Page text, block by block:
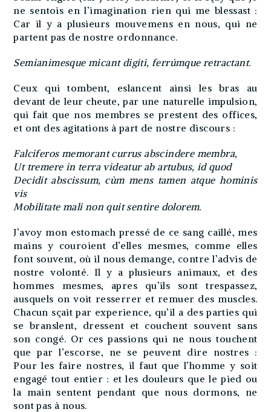
ne sentois en l’imagination rien qui me blessast :
Car il y a plusieurs mouvemens en nous, qui ne
partent pas de nostre ordonnance.
Semianimesque micant digiti, ferrúmque retractant.
Ceux qui tombent, eslancent ainsi les bras au
devant de leur cheute, par une naturelle impulsion,
qui fait que nos membres se prestent des offices,
et ont des agitations à part de nostre discours :
Falciferos memorant currus abscindere membra,
Ut tremere in terra videatur ab artubus, id quod
Decidit abscissum, cùm mens tamen atque hominis
vis
Mobilitate mali non quit sentire dolorem.
J’avoy mon estomach pressé de ce sang caillé, mes
mains y couroient d’elles mesmes, comme elles
font souvent, où il nous demange, contre l’advis de
nostre volonté. Il y a plusieurs animaux, et des
hommes mesmes, apres qu’ils sont trespassez,
ausquels on voit resserrer et remuer des muscles.
Chacun sçait par experience, qu’il a des parties qui
se branslent, dressent et couchent souvent sans
son congé. Or ces passions qui ne nous touchent
que par l’escorse, ne se peuvent dire nostres :
Pour les faire nostres, il faut que l’homme y soit
engagé tout entier : et les douleurs que le pied ou
la main sentent pendant que nous dormons, ne
sont pas à nous.